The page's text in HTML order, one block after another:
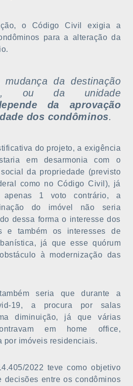
o Código Civil exigia a
para a alteração da
da destinação
ou da unidade
da aprovação
dos condôminos.
do projeto, a exigência
em desarmonia com o
da propriedade (previsto
como no Código Civil), já
1 voto contrário, a
do imóvel não seria
dessa forma o interesse dos
e também os interesses de
já que esse quórum
à modernização das
seria que durante a
19, a procura por salas
diminuição, já que várias
em home office,
por imóveis residenciais.
2022 teve como objetivo
decisões entre os condôminos